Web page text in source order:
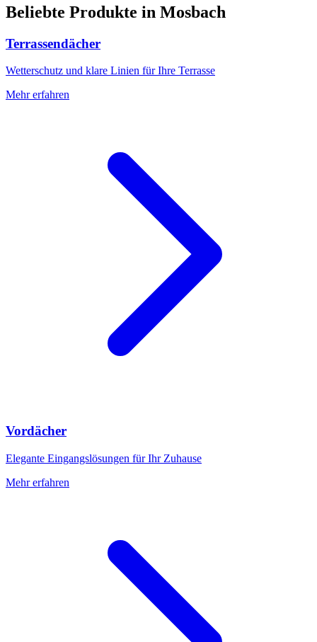
Beliebte Produkte in Mosbach
Terrassendächer
Wetterschutz und klare Linien für Ihre Terrasse
Mehr erfahren
Vordächer
Elegante Eingangslösungen für Ihr Zuhause
Mehr erfahren